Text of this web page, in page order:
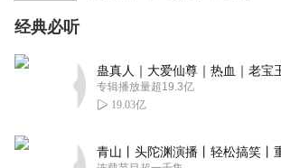
经典必听
专辑播放量超19.3亿
19.03亿